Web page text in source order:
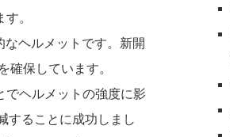
。
ヘルメットです。新開
確保しています。
でヘルメットの強度に影
することに成功しまし